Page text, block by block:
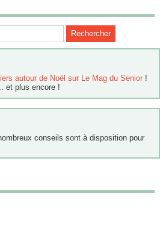
autour de Noël sur Le Mag du Senior !
et plus encore !
conseils sont à disposition pour